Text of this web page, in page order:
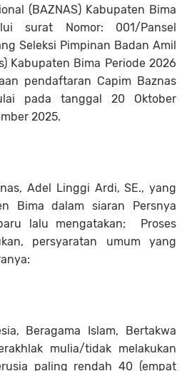
(BAZNAS) Kabupaten Bima
surat Nomor: 001/Pansel
Seleksi Pimpinan Badan Amil
Kabupaten Bima Periode 2026
pendaftaran Capim Baznas
pada tanggal 20 Oktober
2025.
Adel Linggi Ardi, SE., yang
Bima dalam siaran Persnya
lalu mengatakan; Proses
persyaratan umum yang
Beragama Islam, Bertakwa
mulia/tidak melakukan
paling rendah 40 (empat